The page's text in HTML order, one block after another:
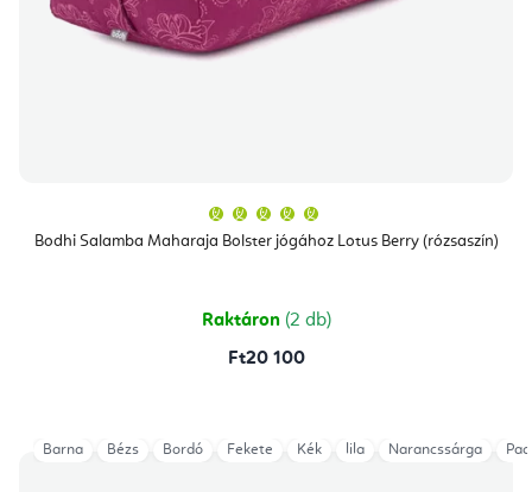
Bodhi Salamba Maharaja Bolster jógához Lotus Berry (rózsaszín)
átlagos
értékelése
csillag.
Raktáron (2 db)
Ft20 100
Barna Bézs Bordó Fekete Kék lila Narancssárga